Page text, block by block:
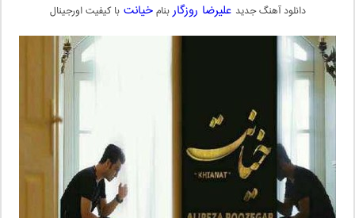
دانلود آهنگ جدید علیرضا روزگاربنامخیانتبا کیفیت اورجینال